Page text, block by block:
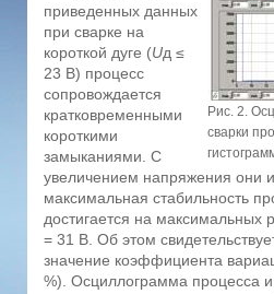
Рис. 2.
сварки
приведенных данных
при сварке на
короткой дуге (Uд ≤
23 В) процесс
сопровождается
кратковременными
короткими
замыканиями. С
увеличением напряжения они
максимальная стабильность
достигается на максимальных
= 31 В. Об этом
значение коэффициента
%). Осциллограмма процесса и